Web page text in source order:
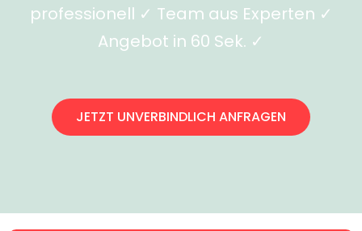
professionell ✓ Team aus Experten ✓
Angebot in 60 Sek. ✓
JETZT UNVERBINDLICH ANFRAGEN